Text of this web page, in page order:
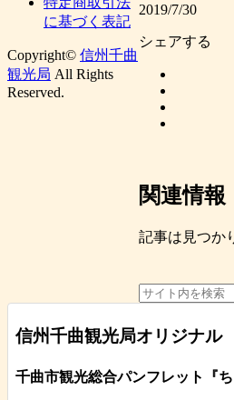
2019/7/30
シェアする
関連情報
記事は見つか
信州千曲観光局オリジナル
千曲市観光総合パンフレット 『
に基づく表記
Copyright© 信州千曲
観光局 All Rights
Reserved.